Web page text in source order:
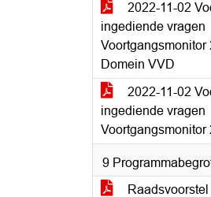
2022-11-02
ingediende vragen
Voortgangsmonitor
Domein VVD
2022-11-02
ingediende vragen
Voortgangsmonitor
9
Raadsvoorstel